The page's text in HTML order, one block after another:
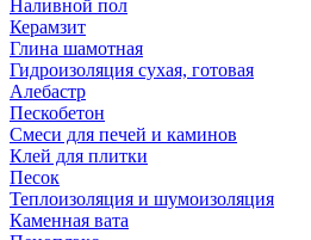
Наливной пол
Керамзит
Глина шамотная
Гидроизоляция сухая, готовая
Алебастр
Пескобетон
Смеси для печей и каминов
Клей для плитки
Песок
Теплоизоляция и шумоизоляция
Каменная вата